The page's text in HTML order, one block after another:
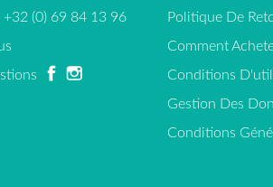
+32 (0) 69 84 13 96
Politique De
Comment
Conditions
Gestion Des
Conditions